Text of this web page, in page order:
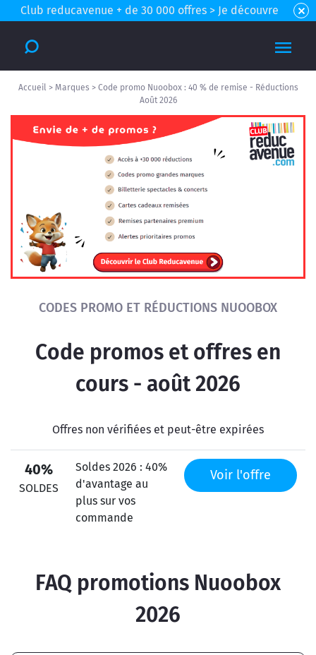
Club reducavenue + de 30 000 offres > Je découvre
Accueil > Marques > Code promo Nuoobox : 40 % de remise - Réductions
Août 2026
CODES PROMO ET RÉDUCTIONS NUOOBOX
Code promos et offres en
cours - août 2026
Offres non vérifiées et peut-être expirées
40%
SOLDES
Soldes 2026 : 40%
d'avantage au
plus sur vos
commande
Voir l'offre
FAQ promotions Nuoobox
2026